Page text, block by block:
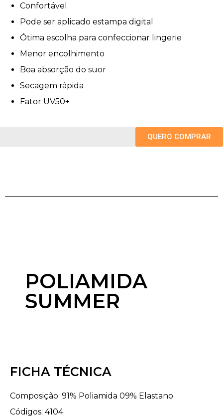
Confortável
Pode ser aplicado estampa digital
Ótima escolha para confeccionar lingerie
Menor encolhimento
Boa absorção do suor
Secagem rápida
Fator UV50+
QUERO COMPRAR
POLIAMIDA
SUMMER
FICHA TÉCNICA
Composição: 91% Poliamida 09% Elastano
Códigos: 4104